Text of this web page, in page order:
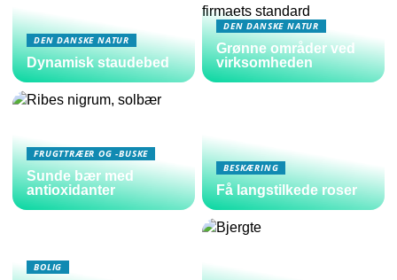
DEN DANSKE NATUR
Dynamisk staudebed
DEN DANSKE NATUR
Grønne områder ved
virksomheden
FRUGTTRÆER OG -BUSKE
Sunde bær med
antioxidanter
BESKÆRING
Få langstilkede roser
BOLIG